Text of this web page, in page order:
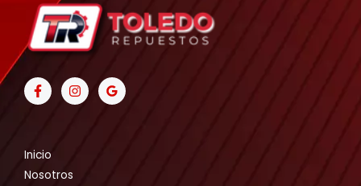
Inicio
Nosotros